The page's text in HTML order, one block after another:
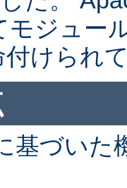
モジュー
けられ
基づい